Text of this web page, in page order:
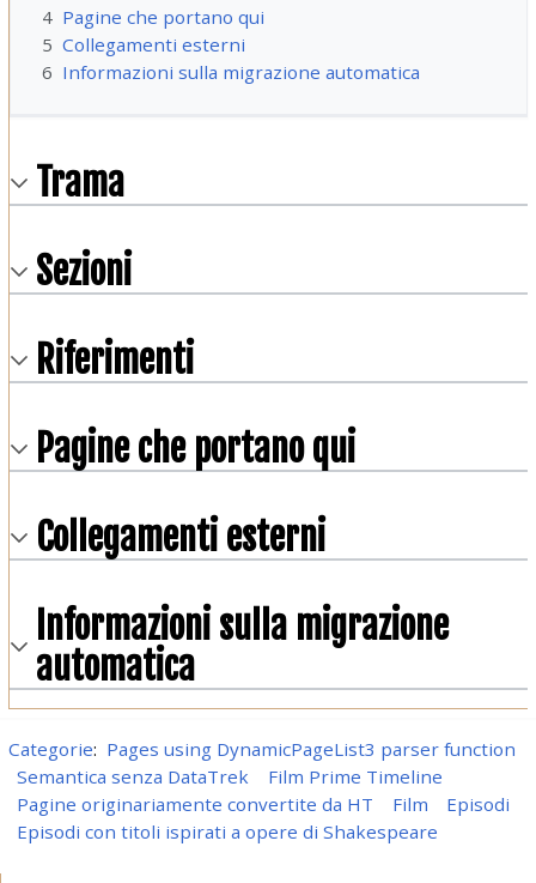
4 Pagine che portano qui
5 Collegamenti esterni
6 Informazioni sulla migrazione automatica
Trama
Sezioni
Riferimenti
Pagine che portano qui
Collegamenti esterni
Informazioni sulla migrazione
automatica
Categorie: Pages using DynamicPageList3 parser function
Semantica senza DataTrek
Film Prime Timeline
Pagine originariamente convertite da HT
Film
Episodi
Episodi con titoli ispirati a opere di Shakespeare